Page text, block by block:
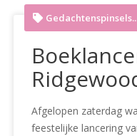
Afgelopen zaterdag
feestelijke lancering